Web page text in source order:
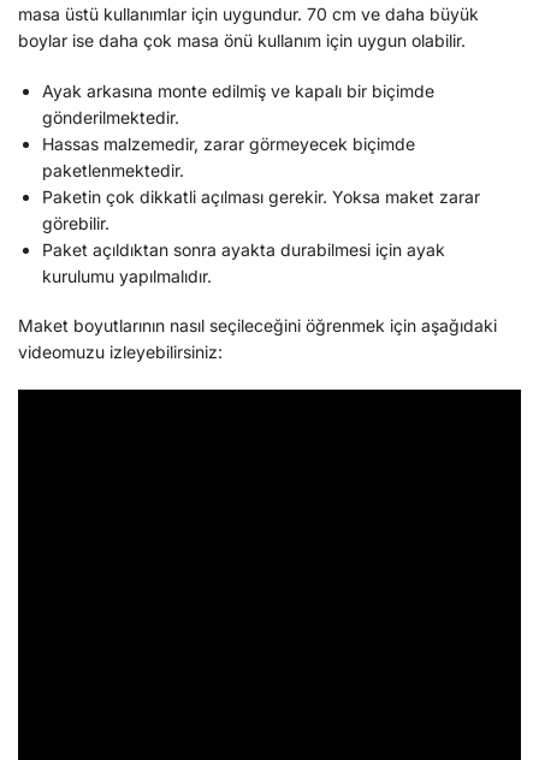
masa üstü kullanımlar için uygundur. 70 cm ve daha büyük
boylar ise daha çok masa önü kullanım için uygun olabilir.
Ayak arkasına monte edilmiş ve kapalı bir biçimde
gönderilmektedir.
Hassas malzemedir, zarar görmeyecek biçimde
paketlenmektedir.
Paketin çok dikkatli açılması gerekir. Yoksa maket zarar
görebilir.
Paket açıldıktan sonra ayakta durabilmesi için ayak
kurulumu yapılmalıdır.
Maket boyutlarının nasıl seçileceğini öğrenmek için aşağıdaki
videomuzu izleyebilirsiniz: